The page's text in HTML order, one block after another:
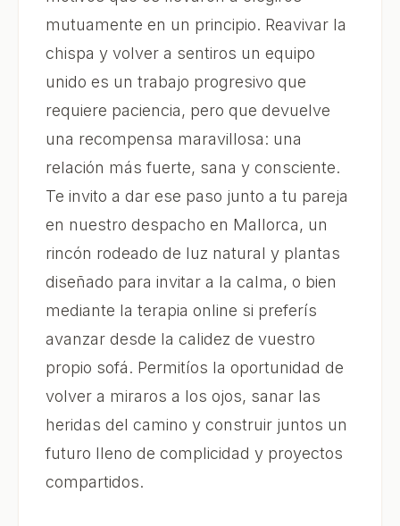
mutuamente en un principio. Reavivar la
chispa y volver a sentiros un equipo
unido es un trabajo progresivo que
requiere paciencia, pero que devuelve
una recompensa maravillosa: una
relación más fuerte, sana y consciente.
Te invito a dar ese paso junto a tu pareja
en nuestro despacho en Mallorca, un
rincón rodeado de luz natural y plantas
diseñado para invitar a la calma, o bien
mediante la terapia online si preferís
avanzar desde la calidez de vuestro
propio sofá. Permitíos la oportunidad de
volver a miraros a los ojos, sanar las
heridas del camino y construir juntos un
futuro lleno de complicidad y proyectos
compartidos.